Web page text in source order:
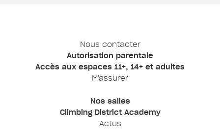
Nous contacter
Autorisation parentale
Accès aux espaces 11+, 14+ et adultes
M'assurer
Nos salles
Climbing District Academy
Actus